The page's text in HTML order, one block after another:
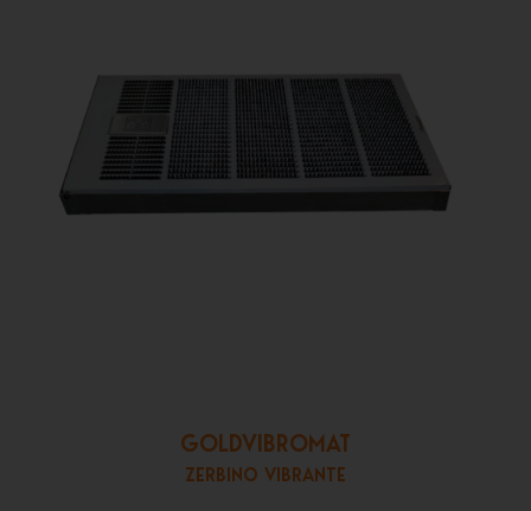
GOLDVIBROMAT
ZERBINO VIBRANTE